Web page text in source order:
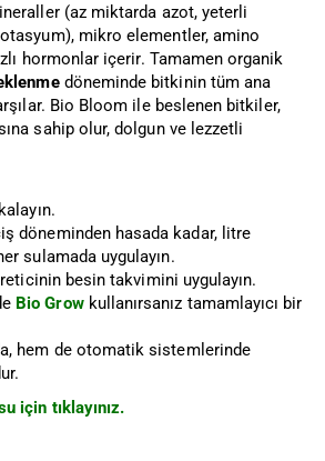
(az miktarda azot, yeterli
mikro elementler, amino
hormonlar içerir. Tamamen organik
döneminde bitkinin tüm ana
Bio Bloom ile beslenen bitkiler,
sahip olur, dolgun ve lezzetli
döneminden hasada kadar, litre
sulamada uygulayın.
besin takvimini uygulayın.
Bio Growkullanırsanız tamamlayıcı bir
hem de otomatik sistemlerinde
için tıklayınız.